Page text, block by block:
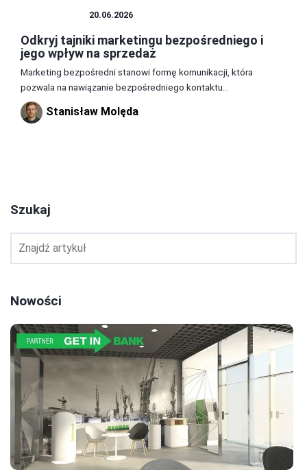
20.06.2026
Odkryj tajniki marketingu bezpośredniego i
jego wpływ na sprzedaż
Marketing bezpośredni stanowi formę komunikacji, która
pozwala na nawiązanie bezpośredniego kontaktu...
Stanisław Molęda
Szukaj
Nowości